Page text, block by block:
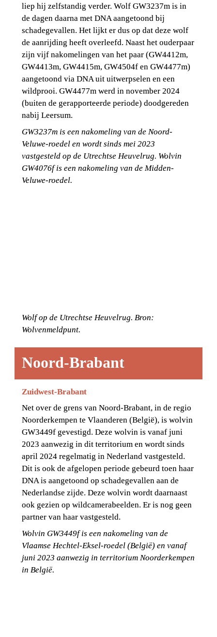
liep hij zelfstandig verder. Wolf GW3237m is in
de dagen daarna met DNA aangetoond bij
schadegevallen. Het lijkt er dus op dat deze wolf
de aanrijding heeft overleefd. Naast het ouderpaar
zijn vijf nakomelingen van het paar (GW4412m,
GW4413m, GW4415m, GW4504f en GW4477m)
aangetoond via DNA uit uitwerpselen en een
wildprooi. GW4477m werd in november 2024
(buiten de gerapporteerde periode) doodgereden
nabij Leersum.
GW3237m is een nakomeling van de Noord-
Veluwe-roedel en wordt sinds mei 2023
vastgesteld op de Utrechtse Heuvelrug. Wolvin
GW4076f is een nakomeling van de Midden-
Veluwe-roedel.
Wolf op de Utrechtse Heuvelrug. Bron:
Wolvenmeldpunt.
Noord-Brabant
Zuidwest-Brabant
Net over de grens van Noord-Brabant, in de regio
Noorderkempen te Vlaanderen (België), is wolvin
GW3449f gevestigd. Deze wolvin is vanaf juni
2023 aanwezig in dit territorium en wordt sinds
april 2024 regelmatig in Nederland vastgesteld.
Dit is ook de afgelopen periode gebeurd toen haar
DNA is aangetoond op schadegevallen aan de
Nederlandse zijde. Deze wolvin wordt daarnaast
ook gezien op wildcamerabeelden. Er is nog geen
partner van haar vastgesteld.
Wolvin GW3449f is een nakomeling van de
Vlaamse Hechtel-Eksel-roedel (België) en vanaf
juni 2023 aanwezig in territorium Noorderkempen
in België.